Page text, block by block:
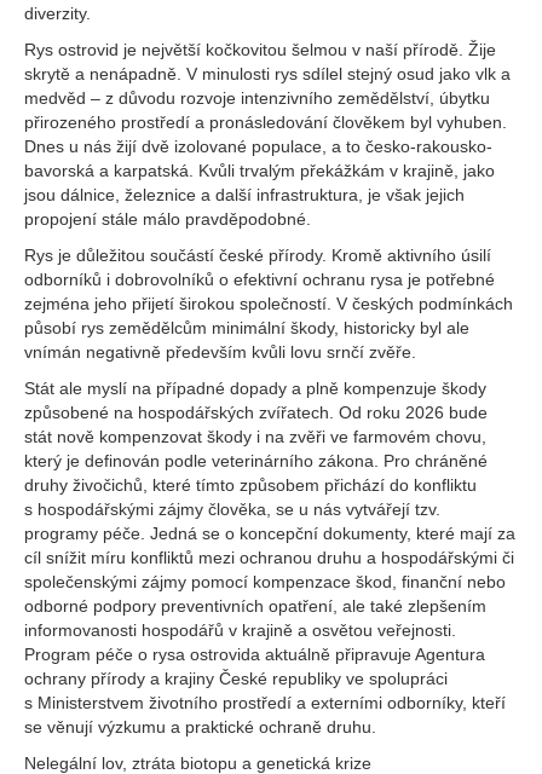
diverzity.
Rys ostrovid je největší kočkovitou šelmou v naší přírodě. Žije
skrytě a nenápadně. V minulosti rys sdílel stejný osud jako vlk a
medvěd – z důvodu rozvoje intenzivního zemědělství, úbytku
přirozeného prostředí a pronásledování člověkem byl vyhuben.
Dnes u nás žijí dvě izolované populace, a to česko-rakousko-
bavorská a karpatská. Kvůli trvalým překážkám v krajině, jako
jsou dálnice, železnice a další infrastruktura, je však jejich
propojení stále málo pravděpodobné.
Rys je důležitou součástí české přírody. Kromě aktivního úsilí
odborníků i dobrovolníků o efektivní ochranu rysa je potřebné
zejména jeho přijetí širokou společností. V českých podmínkách
působí rys zemědělcům minimální škody, historicky byl ale
vnímán negativně především kvůli lovu srnčí zvěře.
Stát ale myslí na případné dopady a plně kompenzuje škody
způsobené na hospodářských zvířatech. Od roku 2026 bude
stát nově kompenzovat škody i na zvěři ve farmovém chovu,
který je definován podle veterinárního zákona. Pro chráněné
druhy živočichů, které tímto způsobem přichází do konfliktu
s hospodářskými zájmy člověka, se u nás vytvářejí tzv.
programy péče. Jedná se o koncepční dokumenty, které mají za
cíl snížit míru konfliktů mezi ochranou druhu a hospodářskými či
společenskými zájmy pomocí kompenzace škod, finanční nebo
odborné podpory preventivních opatření, ale také zlepšením
informovanosti hospodářů v krajině a osvětou veřejnosti.
Program péče o rysa ostrovida aktuálně připravuje Agentura
ochrany přírody a krajiny České republiky ve spolupráci
s Ministerstvem životního prostředí a externími odborníky, kteří
se věnují výzkumu a praktické ochraně druhu.
Nelegální lov, ztráta biotopu a genetická krize